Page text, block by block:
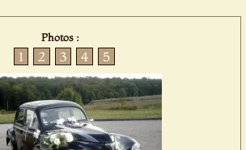
Photos :
1 2 3 4 5